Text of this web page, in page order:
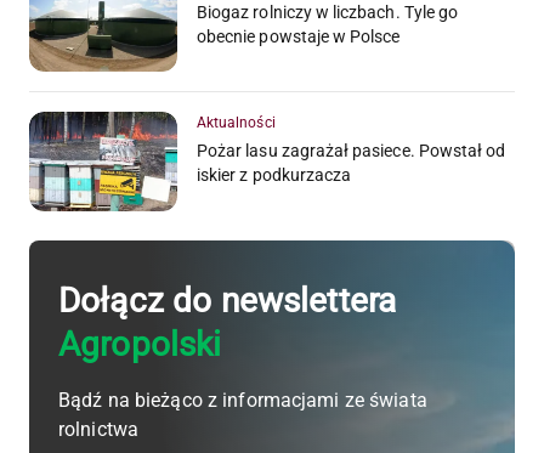
Biogaz rolniczy w liczbach. Tyle go
obecnie powstaje w Polsce
Aktualności
Pożar lasu zagrażał pasiece. Powstał od
iskier z podkurzacza
Dołącz do newslettera
Agropolski
Bądź na bieżąco z informacjami ze świata
rolnictwa